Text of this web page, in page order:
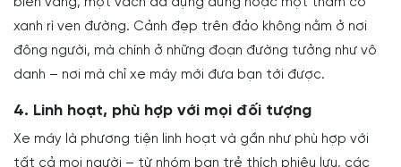
xanh rì ven đường. Cảnh đẹp trên đảo không nằm ở nơi
đông người, mà chính ở những đoạn đường tưởng như vô
danh – nơi mà chỉ xe máy mới đưa bạn tới được.
4. Linh hoạt, phù hợp với mọi đối tượng
Xe máy là phương tiện linh hoạt và gần như phù hợp với
tất cả mọi người – từ nhóm bạn trẻ thích phiêu lưu, các